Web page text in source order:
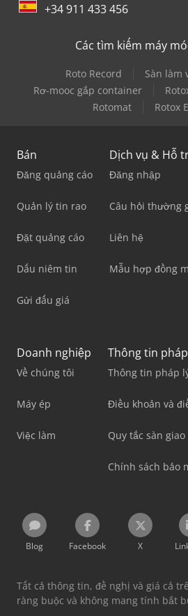
+34 911 433 456
Các tìm kiếm máy
Roto Record
Sàn làm
Rơ-mooc gắp container
Rotomat
Rotox
Bán
Đăng quảng cáo
Quản lý tin rao
Đặt quảng cáo
Dấu niêm tin
Gửi đấu giá
Dịch vụ & Hỗ
Đăng nhập
Câu hỏi thường
Liên hệ
Mẫu hợp đồng
Doanh nghiệp
Về chúng tôi
Máy ép
Việc làm
Thông tin
Thông tin pháp
Điều khoản và
Quy tắc sàn
Chính sách bảo
Blog Facebook X
Tất cả thông tin, đề nghị và giá cả
ràng buộc và không mang tính bắt